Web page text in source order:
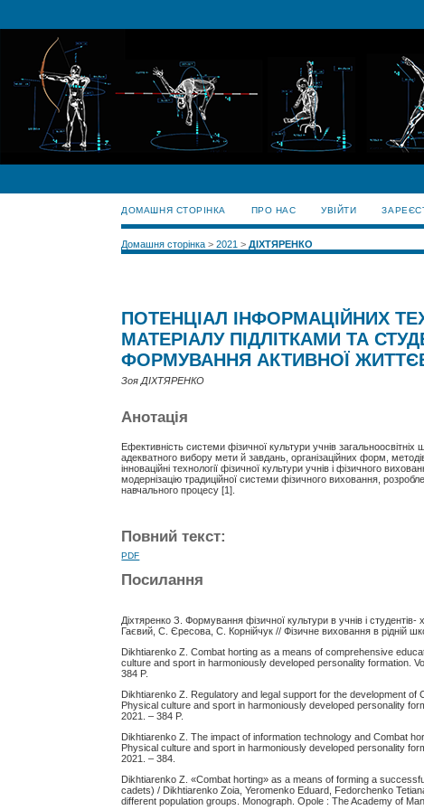
ДОМАШНЯ СТОРІНКА ПРО НАС УВІЙТИ
Домашня сторінка >2021 >ДІХТЯРЕНКО
ПОТЕНЦІАЛ ІНФОРМАЦІЙНИХ
МАТЕРІАЛУ ПІДЛІТКАМИ ТА
ФОРМУВАННЯ АКТИВНОЇ
Зоя ДІХТЯРЕНКО
Анотація
Ефективність системи фізичної культури учнів
адекватного вибору мети й завдань, організаційних форм,
інноваційні технології фізичної культури учнів і фізичного
модернізацію традиційної системи фізичного виховання,
навчального процесу [1].
Повний текст:
PDF
Посилання
Діхтяренко З. Формування фізичної культури в учнів і
Гаєвий, С. Єресова, С. Корнійчук // Фізичне виховання в рідній
Dikhtiarenko Z. Combat horting as a means of comprehensive
culture and sport in harmoniously developed personality formation.
384 P.
Dikhtiarenko Z. Regulatory and legal support for the development
Physical culture and sport in harmoniously developed personality
2021. – 384 P.
Dikhtiarenko Z. The impact of information technology and Combat
Physical culture and sport in harmoniously developed personality
2021. – 384.
Dikhtiarenko Z. «Combat horting» as a means of forming a
cadets) / Dikhtiarenko Zoia, Yeromenko Eduard, Fedorchenko
different population groups. Monograph. Opole : The Academy of